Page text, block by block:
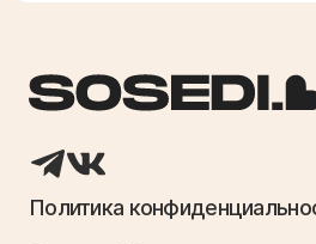
Политика